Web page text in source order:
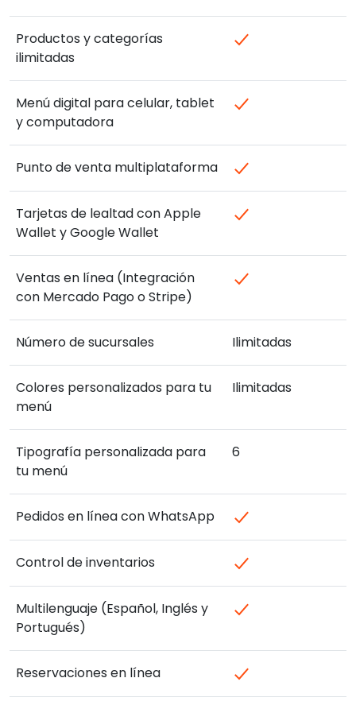
Productos y categorías
ilimitadas
Menú digital para celular, tablet
y computadora
Punto de venta multiplataforma
Tarjetas de lealtad con Apple
Wallet y Google Wallet
Ventas en línea (Integración
con Mercado Pago o Stripe)
Número de sucursales Ilimitadas
Colores personalizados para tu
menú
Ilimitadas
Tipografía personalizada para
tu menú
6
Pedidos en línea con WhatsApp
Control de inventarios
Multilenguaje (Español, Inglés y
Portugués)
Reservaciones en línea